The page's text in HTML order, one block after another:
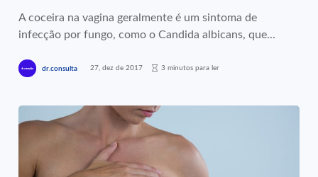
A coceira na vagina geralmente é um sintoma de
infecção por fungo, como o Candida albicans, que...
dr.consulta 27, dez de 2017 3 minutos para ler